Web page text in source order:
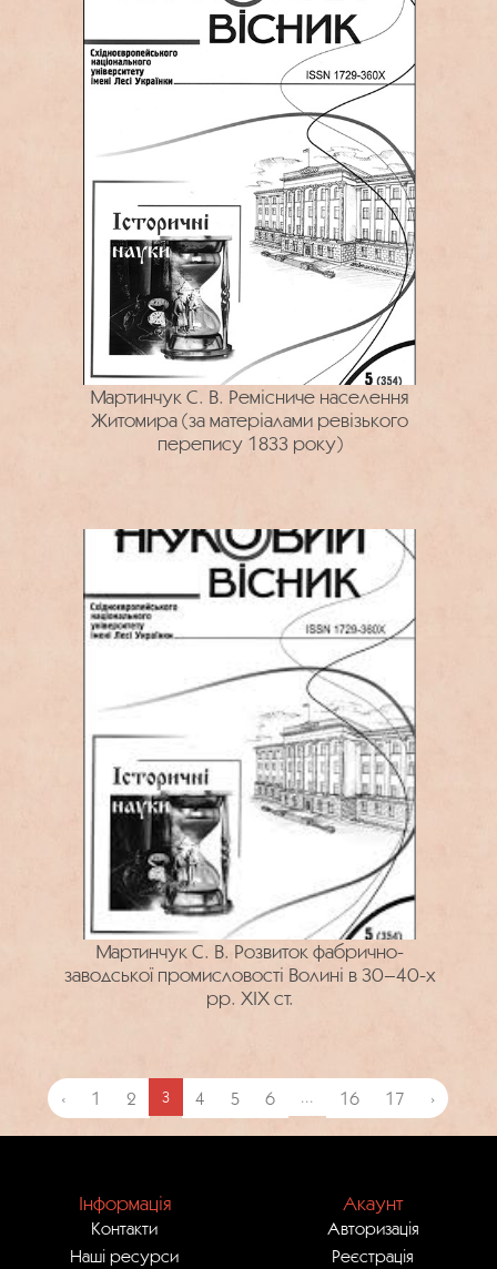
Мартинчук С. В. Ремісниче населення
Житомира (за матеріалами ревізького
перепису 1833 року)
Мартинчук С. В. Розвиток фабрично-
заводської промисловості Волині в 30–40-х
рр. ХІХ ст.
‹ 1 2 3 4 5 6 ... 16 17 ›
Інформація
Контакти
Наші ресурси
Акаунт
Авторизація
Реєстрація